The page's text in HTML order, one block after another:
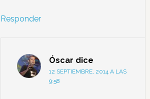
Responder
Óscar dice
12 SEPTIEMBRE, 2014 A LAS
9:58